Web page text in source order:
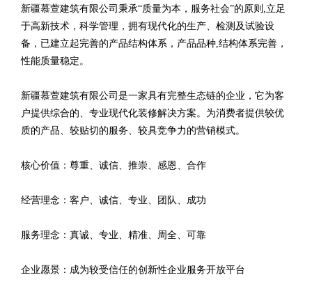
新疆慕萱建筑有限公司秉承“质量为本，服务社会”的原则,立足
于高新技术，科学管理，拥有现代化的生产、检测及试验设
备，已建立起完善的产品结构体系，产品品种,结构体系完善，
性能质量稳定。
新疆慕萱建筑有限公司是一家具有完整生态链的企业，它为客
户提供综合的、专业现代化装修解决方案。为消费者提供较优
质的产品、较贴切的服务、较具竞争力的营销模式。
核心价值：尊重、诚信、推崇、感恩、合作
经营理念：客户、诚信、专业、团队、成功
服务理念：真诚、专业、精准、周全、可靠
企业愿景：成为较受信任的创新性企业服务开放平台